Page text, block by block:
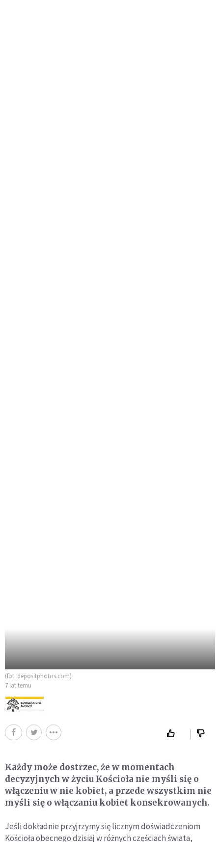
(fot. depositphotos.com)
7 lat temu
Każdy może dostrzec, że w momentach
decyzyjnych w życiu Kościoła nie myśli się o
włączeniu w nie kobiet, a przede wszystkim nie
myśli się o włączaniu kobiet konsekrowanych.
Jeśli dokładnie przyjrzymy się licznym doświadczeniom
Kościoła obecnego dzisiaj w różnych częściach świata,